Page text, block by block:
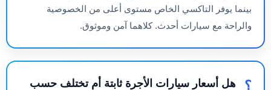
بينما يوفر التاكسي الخاص مستوى أعلى من الخصوصية
والراحة مع سيارات أحدث. كلاهما آمن وموثوق.
هل أسعار سيارات الأجرة ثابتة أم تختلف حسب